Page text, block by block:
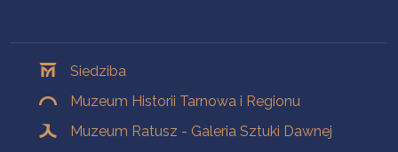
Siedziba
Muzeum Historii Tarnowa i Regionu
Muzeum Ratusz - Galeria Sztuki Dawnej